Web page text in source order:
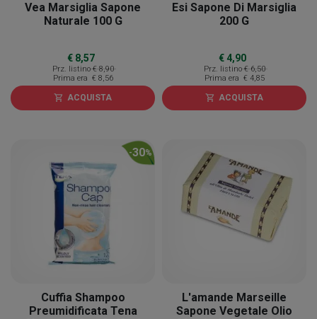
Vea Marsiglia Sapone
Naturale 100 G
€ 8,57
Prz. listino € 8,90
Prima era € 8,56
shopping_cart ACQUISTA
Esi Sapone Di Marsiglia
200 G
€ 4,90
Prz. listino € 6,50
Prima era € 4,85
shopping_cart ACQUISTA
-30%
Cuffia Shampoo
Preumidificata Tena
L'amande Marseille
Sapone Vegetale Olio